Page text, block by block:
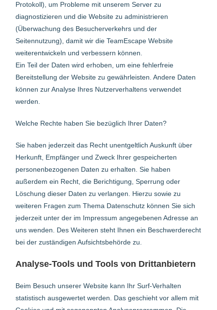
Protokoll), um Probleme mit unserem Server zu
diagnostizieren und die Website zu administrieren
(Überwachung des Besucherverkehrs und der
Seitennutzung), damit wir die TeamEscape Website
weiterentwickeln und verbessern können.
Ein Teil der Daten wird erhoben, um eine fehlerfreie
Bereitstellung der Website zu gewährleisten. Andere Daten
können zur Analyse Ihres Nutzerverhaltens verwendet
werden.
Welche Rechte haben Sie bezüglich Ihrer Daten?
Sie haben jederzeit das Recht unentgeltlich Auskunft über
Herkunft, Empfänger und Zweck Ihrer gespeicherten
personenbezogenen Daten zu erhalten. Sie haben
außerdem ein Recht, die Berichtigung, Sperrung oder
Löschung dieser Daten zu verlangen. Hierzu sowie zu
weiteren Fragen zum Thema Datenschutz können Sie sich
jederzeit unter der im Impressum angegebenen Adresse an
uns wenden. Des Weiteren steht Ihnen ein Beschwerderecht
bei der zuständigen Aufsichtsbehörde zu.
Analyse-Tools und Tools von Drittanbietern
Beim Besuch unserer Website kann Ihr Surf-Verhalten
statistisch ausgewertet werden. Das geschieht vor allem mit